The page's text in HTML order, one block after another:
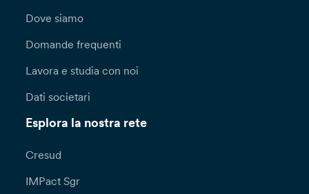
Dove siamo
Domande frequenti
Lavora e studia con noi
Dati societari
Esplora la nostra rete
Cresud
IMPact Sgr